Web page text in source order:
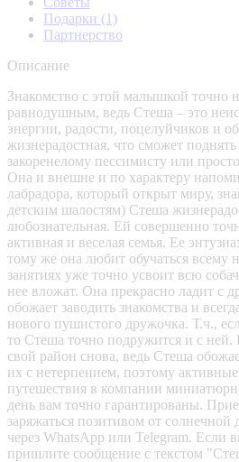
Подарки (1)
Партнерство
Описание
Знакомство с этой малышкой точно
равнодушным, ведь Стеша – это
энергии, радости, поцелуйчиков и
жизнерадостная, что сможет
закоренелому пессимисту или
Она и внешне и по характеру
лабрадора, который открыт миру,
детским шалостям) Стеша
любознательная. Ей совершенно
активная и веселая семья. Ее
тому же она любит обучаться
занятиях уже точно усвоит всю
нее вложат. Она прекрасно ладит с
обожает заводить знакомства и
нового пушистого дружочка. Т.ч.,
то Стеша точно подружится и с ней.
свой район снова, ведь Стеша
их с нетерпением, поэтому
путешествия в компании
день вам точно гарантированы.
заряжаться позитивом от
через WhatsApp или Telegram. Если
пришлите сообщение с текстом